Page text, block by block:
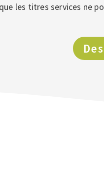
les titres services ne